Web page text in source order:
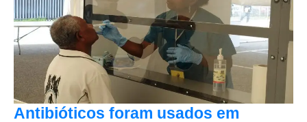
Antibióticos foram usados em